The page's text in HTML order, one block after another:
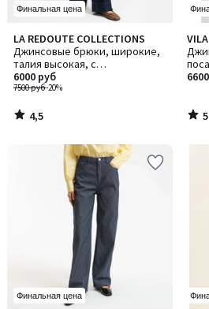
Финальная цена
LA REDOUTE COLLECTIONS
Джинсовые брюки, широкие,
талия высокая, с
фиксированной стрелкой
7500 руб-20%
6000 руб
4,5
/ 5
4,5
/
VILA
5
/
5
5
/
Финальная цена